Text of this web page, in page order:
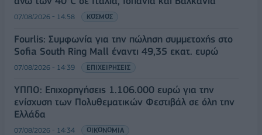
07/08/2026 - 14:58 ΚΟΣΜΟΣ
Fourlis: Συμφωνία για την πώληση συμμετοχής στο
Sofia South Ring Mall έναντι 49,35 εκατ. ευρώ
07/08/2026 - 14:39 ΕΠΙΧΕΙΡΗΣΕΙΣ
ΥΠΠΟ: Επιχορηγήσεις 1.106.000 ευρώ για την
ενίσχυση των Πολυθεματικών Φεστιβάλ σε όλη την
Ελλάδα
07/08/2026 - 14:34 ΟΙΚΟΝΟΜΙΑ